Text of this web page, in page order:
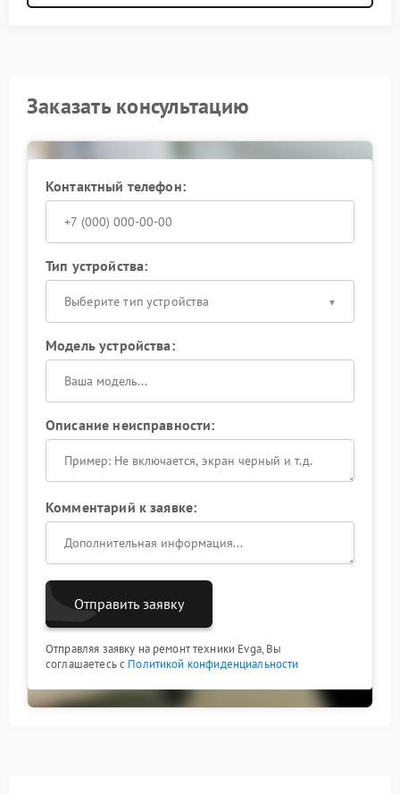
Заказать консультацию
Контактный телефон:
Тип устройства:
Выберите тип устройства
Модель устройства:
Описание неисправности:
Комментарий к заявке:
Отправить заявку
Отправляя заявку на ремонт техники Evga, Вы
соглашаетесь с Политикой конфиденциальности